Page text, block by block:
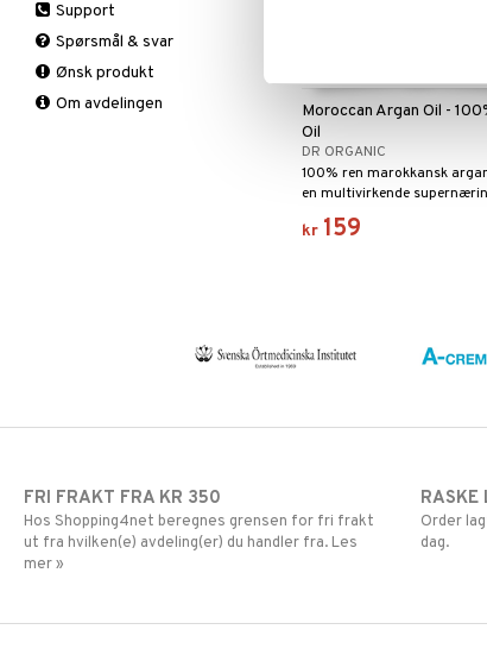
Moroccan Argan Oil -
Oil
DR ORGANIC
100% ren marokkansk
en multivirkende
hår, hud, negler og lepper.
kr 159
Smertelindring
Faste
Fettforbrenning
Måltidserstatning
Øvrige
Antioksidanter
B-vitaminer
Barn
C-vitaminer
Support
Spørsmål & svar
Ønsk produkt
Om avdelingen
FRI FRAKT FRA KR 350
Hos Shopping4net beregnes grensen for fri frakt
ut fra hvilken(e) avdeling(er) du handler fra. Les
mer »
RASKE
Order
dag.